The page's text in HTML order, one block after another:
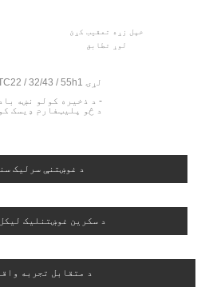
خپل زړه تعقیب کړئ
لوړ تطابق
TC22 / 32/43 / 55h1 لړۍ
د ذخیره کولو نښه بادل -
د څو پلیټفارم ډیسک
د غوښتنې سرلیک
د سکرین غوښتنلیک
د متقابل تجربه